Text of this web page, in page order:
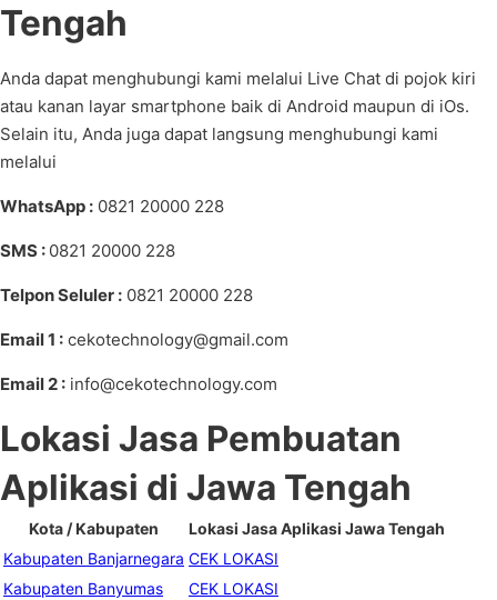
Tengah
Anda dapat menghubungi kami melalui Live Chat di pojok kiri
atau kanan layar smartphone baik di Android maupun di iOs.
Selain itu, Anda juga dapat langsung menghubungi kami
melalui
WhatsApp : 0821 20000 228
SMS : 0821 20000 228
Telpon Seluler : 0821 20000 228
Email 1 : cekotechnology@gmail.com
Email 2 : info@cekotechnology.com
Lokasi Jasa Pembuatan
Aplikasi di Jawa Tengah
Kota / Kabupaten
Lokasi Jasa Aplikasi Jawa Tengah
Kabupaten Banjarnegara CEK LOKASI
Kabupaten Banyumas
CEK LOKASI